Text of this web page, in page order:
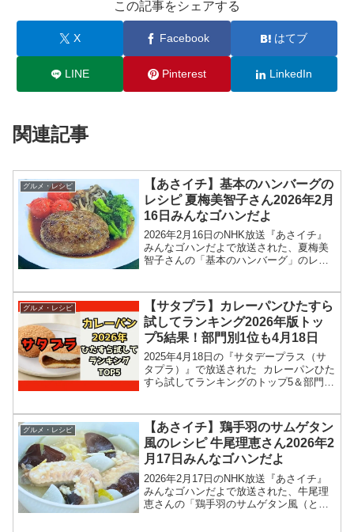
この記事をシェアする
X Facebook はてブ
LINE Pinterest LinkedIn
関連記事
グルメ・レシピ
【あさイチ】基本のハンバーグの
レシピ 夏梅美智子さん2026年2月
16日みんなゴハンだよ
2026年2月16日のNHK放送『あさイチ』
みんなゴハンだよで放送された、夏梅美
智子さんの「基本のハンバーグ」のレシ
さんが登場！菜の花や、ミニトマトなど
春の野菜ととも...
グルメ・レシピ
【サタプラ】カレーパンひたすら
試してランキング2026年版トッ
プ5結果！部門別1位も4月18日
2025年4月18日の『サタデープラス（サ
タプラ）』で放送された カレーパンひた
すら試してランキングのトップ5＆部門別
とに、コンビニ、スーパーなどで買える
11種類...
グルメ・レシピ
【あさイチ】鶏手羽のサムゲタン
風のレシピ 牛尾理恵さん2026年2
月17日みんなゴハンだよ
2026年2月17日のNHK放送『あさイチ』
みんなゴハンだよで放送された、牛尾理
恵さんの「鶏手羽のサムゲタン風（とり